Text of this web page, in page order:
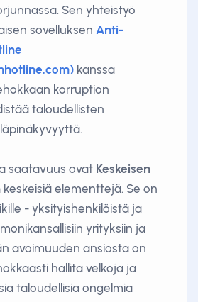
Sen yhteistyö
sovelluksen Anti-
kanssa
korruption
taloudellisten
saatavuus ovat Keskeisen
keskeisiä elementtejä. Se on
- yksityishenkilöistä ja
yrityksiin ja
avoimuuden ansiosta on
hallita velkoja ja
taloudellisia ongelmia